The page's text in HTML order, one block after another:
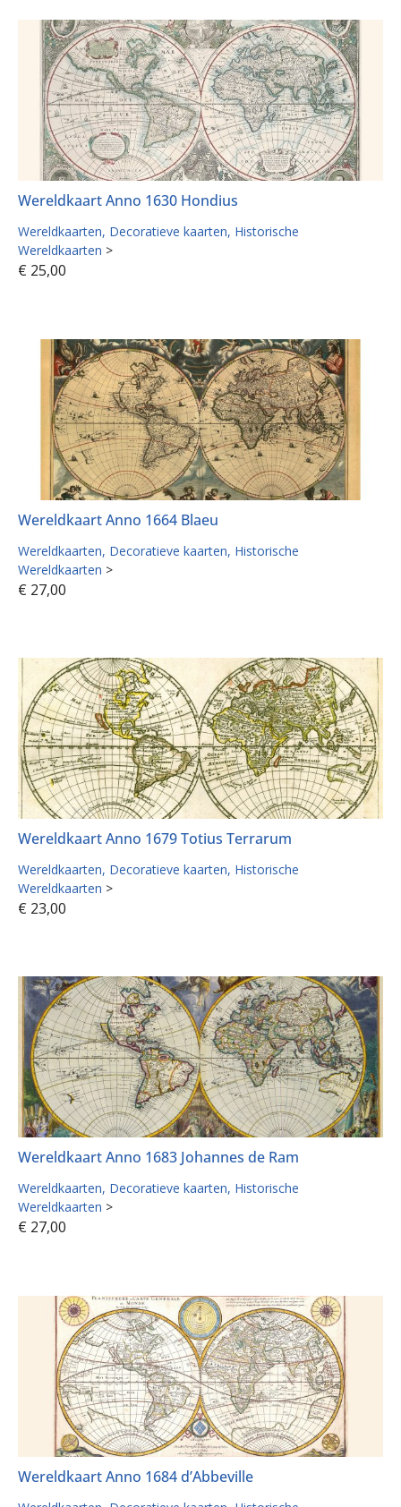
Wereldkaart Anno 1630 Hondius
Wereldkaarten Decoratieve kaarten Historische
Wereldkaarten >
€ 25,00
Wereldkaart Anno 1664 Blaeu
Wereldkaarten Decoratieve kaarten Historische
Wereldkaarten >
€ 27,00
Wereldkaart Anno 1679 Totius Terrarum
Wereldkaarten Decoratieve kaarten Historische
Wereldkaarten >
€ 23,00
Wereldkaart Anno 1683 Johannes de Ram
Wereldkaarten Decoratieve kaarten Historische
Wereldkaarten >
€ 27,00
Wereldkaart Anno 1684 d’Abbeville